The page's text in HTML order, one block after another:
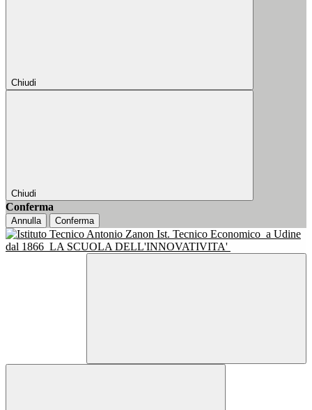
Chiudi
Chiudi
Conferma
Annulla Conferma
Ist. Tecnico Economico a Udine
dal 1866 LA SCUOLA DELL'INNOVATIVITA'